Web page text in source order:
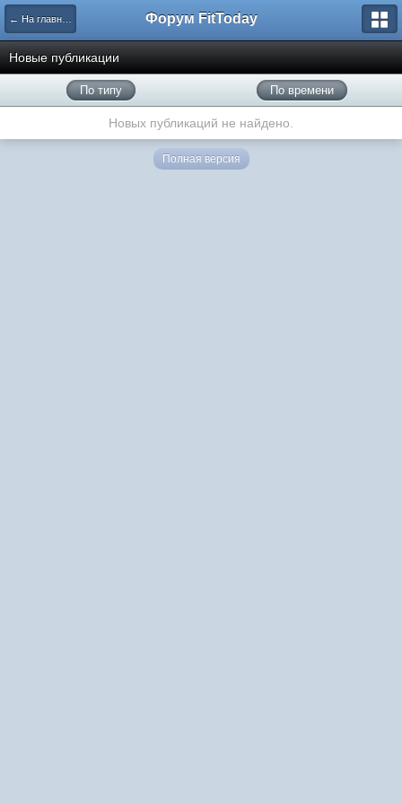
← На главную Форум FitToday
Новые публикации
По типу По времени
Новых публикаций не найдено.
Полная версия